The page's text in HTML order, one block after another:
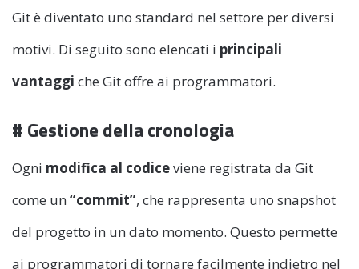
Git è diventato uno standard nel settore per diversi
motivi. Di seguito sono elencati i principali
vantaggi che Git offre ai programmatori.
# Gestione della cronologia
Ogni modifica al codiceviene registrata da Git
come un “commit”, che rappresenta uno snapshot
del progetto in un dato momento. Questo permette
ai programmatori di tornare facilmente indietro nel